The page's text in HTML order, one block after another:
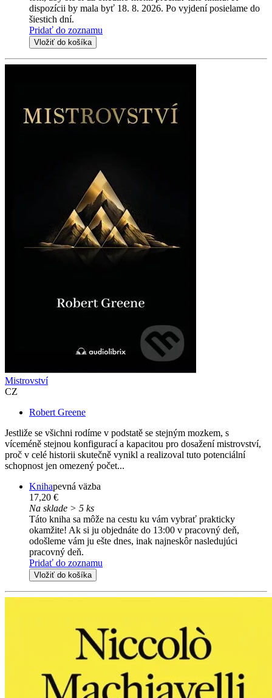
dispozícii by mala byť 18. 8. 2026. Po vyjdení posielame do
šiestich dní.
Pridať do zoznamu
Vložiť do košíka
Mistrovství
CZ
Robert Greene
Jestliže se všichni rodíme v podstatě se stejným mozkem, s
víceméně stejnou konfigurací a kapacitou pro dosažení mistrovství,
proč v celé historii skutečně vynikl a realizoval tuto potenciální
schopnost jen omezený počet...
Knihapevná väzba
17,20 €
Na sklade > 5 ks
Táto kniha sa môže na cestu ku vám vybrať prakticky
okamžite! Ak si ju objednáte do 13:00 v pracovný deň,
odošleme vám ju ešte dnes, inak najneskôr nasledujúci
pracovný deň.
Pridať do zoznamu
Vložiť do košíka